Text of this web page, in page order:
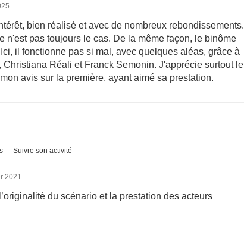
bien réalisé et avec de nombreux rebondissements.
n'est pas toujours le cas. De la même façon, le binôme
il fonctionne pas si mal, avec quelques aléas, grâce à
Réali et Franck Semonin. J'apprécie surtout le
avis sur la première, ayant aimé sa prestation.
Suivre son activité
2021
du scénario et la prestation des acteurs